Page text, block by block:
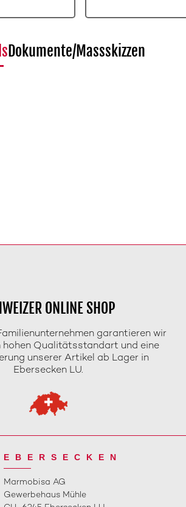
Dokumente/Massskizzen
ONLINE SHOP
garantieren wir
hohen Qualitätsstandart und eine
unserer Artikel ab Lager in
Ebersecken LU.
EBERSECKEN
Marmobisa AG
Gewerbehaus Mühle